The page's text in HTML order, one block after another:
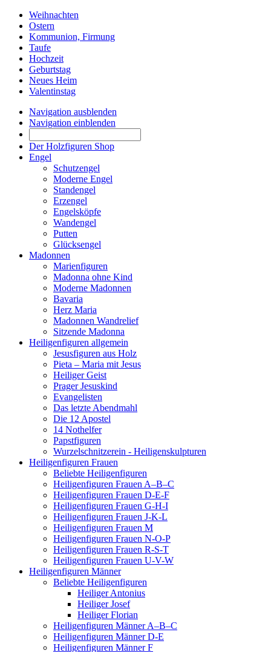
Weihnachten
Ostern
Kommunion, Firmung
Taufe
Hochzeit
Geburtstag
Neues Heim
Valentinstag
Navigation ausblenden
Navigation einblenden
Der Holzfiguren Shop
Engel
Schutzengel
Moderne Engel
Standengel
Erzengel
Engelsköpfe
Wandengel
Putten
Glücksengel
Madonnen
Marienfiguren
Madonna ohne Kind
Moderne Madonnen
Bavaria
Herz Maria
Madonnen Wandrelief
Sitzende Madonna
Heiligenfiguren allgemein
Jesusfiguren aus Holz
Pieta – Maria mit Jesus
Heiliger Geist
Prager Jesuskind
Evangelisten
Das letzte Abendmahl
Die 12 Apostel
14 Nothelfer
Papstfiguren
Wurzelschnitzerein - Heiligenskulpturen
Heiligenfiguren Frauen
Beliebte Heiligenfiguren
Heiligenfiguren Frauen A–B–C
Heiligenfiguren Frauen D-E-F
Heiligenfiguren Frauen G-H-I
Heiligenfiguren Frauen J-K-L
Heiligenfiguren Frauen M
Heiligenfiguren Frauen N-O-P
Heiligenfiguren Frauen R-S-T
Heiligenfiguren Frauen U-V-W
Heiligenfiguren Männer
Beliebte Heiligenfiguren
Heiliger Antonius
Heiliger Josef
Heiliger Florian
Heiligenfiguren Männer A–B–C
Heiligenfiguren Männer D-E
Heiligenfiguren Männer F